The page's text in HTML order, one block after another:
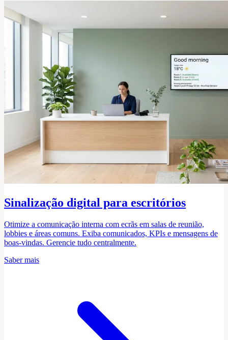
Sinalização digital para escritórios
Otimize a comunicação interna com ecrãs em salas de reunião,
lobbies e áreas comuns. Exiba comunicados, KPIs e mensagens de
boas-vindas. Gerencie tudo centralmente.
Saber mais